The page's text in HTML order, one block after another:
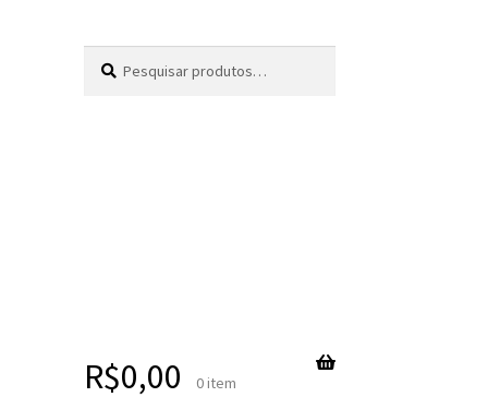
por:
R$0,00 0 item